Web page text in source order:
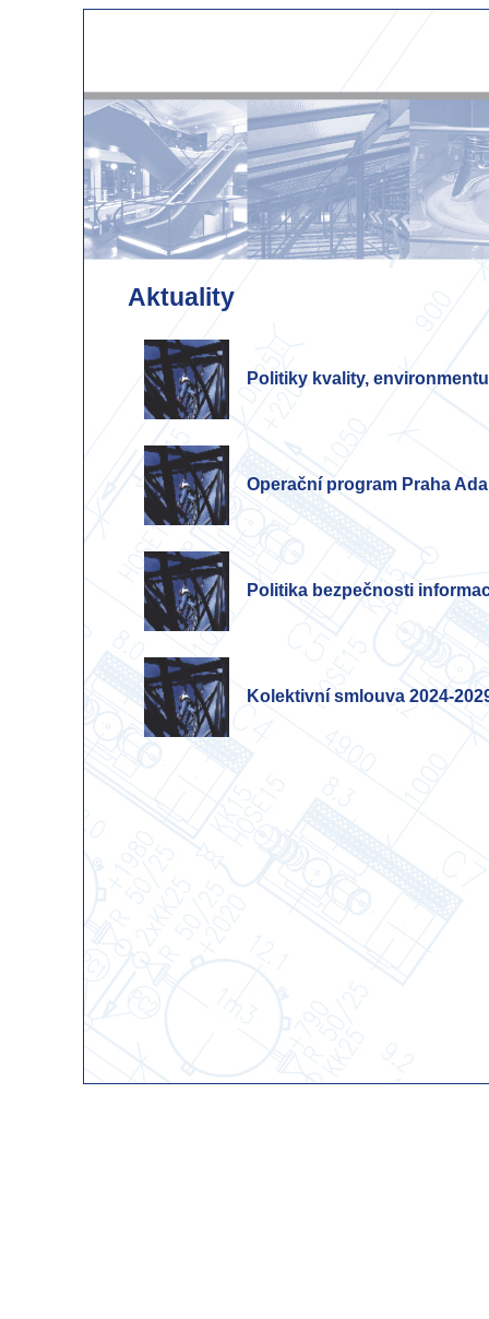
Aktuality
Politiky kvality,
Operační program Praha
Politika bezpečnosti
Kolektivní smlouva 2024-